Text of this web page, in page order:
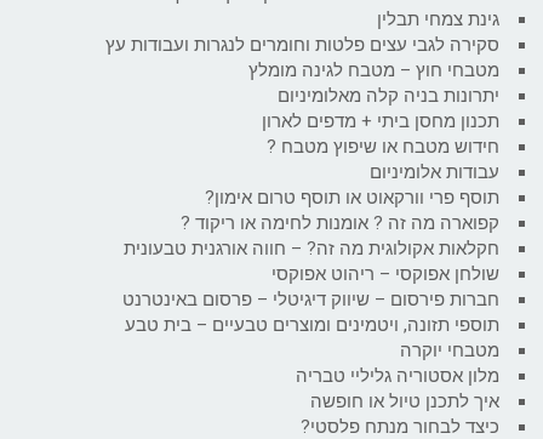
גינת צמחי תבלין
סקירה לגבי עצים פלטות וחומרים לנגרות ועבודות עץ
מטבחי חוץ – מטבח לגינה מומלץ
יתרונות בניה קלה מאלומיניום
תכנון מחסן ביתי + מדפים לארון
חידוש מטבח או שיפוץ מטבח ?
עבודות אלומיניום
תוסף פרי וורקאוט או תוסף טרום אימון?
קפוארה מה זה ? אומנות לחימה או ריקוד ?
חקלאות אקולוגית מה זה? – חווה אורגנית טבעונית
שולחן אפוקסי – ריהוט אפוקסי
חברות פירסום – שיווק דיגיטלי – פרסום באינטרנט
תוספי תזונה, ויטמינים ומוצרים טבעיים – בית טבע
מטבחי יוקרה
מלון אסטוריה גליליי טבריה
איך לתכנן טיול או חופשה
כיצד לבחור מנתח פלסטי?